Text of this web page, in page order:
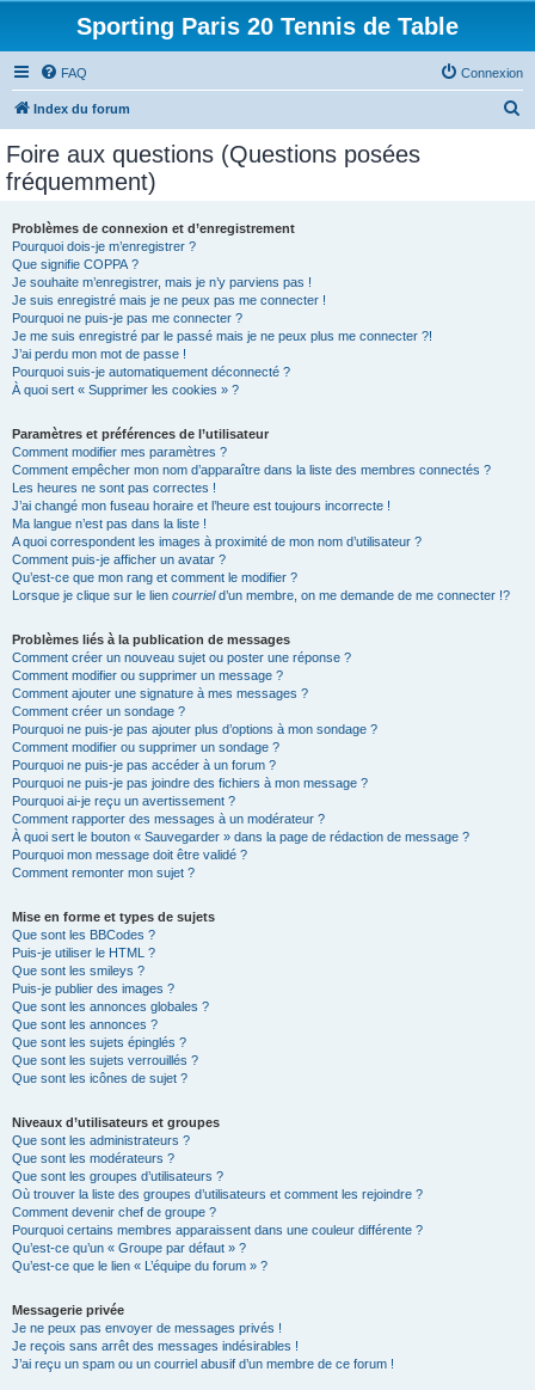
Sporting Paris 20 Tennis de Table
FAQ Connexion
Index du forum
Foire aux questions (Questions posées
fréquemment)
Problèmes de connexion et d’enregistrement
Pourquoi dois-je m’enregistrer ?
Que signifie COPPA ?
Je souhaite m’enregistrer, mais je n’y parviens pas !
Je suis enregistré mais je ne peux pas me connecter !
Pourquoi ne puis-je pas me connecter ?
Je me suis enregistré par le passé mais je ne peux plus me connecter ?!
J’ai perdu mon mot de passe !
Pourquoi suis-je automatiquement déconnecté ?
À quoi sert « Supprimer les cookies » ?
Paramètres et préférences de l’utilisateur
Comment modifier mes paramètres ?
Comment empêcher mon nom d’apparaître dans la liste des membres connectés ?
Les heures ne sont pas correctes !
J’ai changé mon fuseau horaire et l’heure est toujours incorrecte !
Ma langue n’est pas dans la liste !
A quoi correspondent les images à proximité de mon nom d’utilisateur ?
Comment puis-je afficher un avatar ?
Qu’est-ce que mon rang et comment le modifier ?
Lorsque je clique sur le lien courrield’un membre, on me demande de me connecter !?
Problèmes liés à la publication de messages
Comment créer un nouveau sujet ou poster une réponse ?
Comment modifier ou supprimer un message ?
Comment ajouter une signature à mes messages ?
Comment créer un sondage ?
Pourquoi ne puis-je pas ajouter plus d’options à mon sondage ?
Comment modifier ou supprimer un sondage ?
Pourquoi ne puis-je pas accéder à un forum ?
Pourquoi ne puis-je pas joindre des fichiers à mon message ?
Pourquoi ai-je reçu un avertissement ?
Comment rapporter des messages à un modérateur ?
À quoi sert le bouton « Sauvegarder » dans la page de rédaction de message ?
Pourquoi mon message doit être validé ?
Comment remonter mon sujet ?
Mise en forme et types de sujets
Que sont les BBCodes ?
Puis-je utiliser le HTML ?
Que sont les smileys ?
Puis-je publier des images ?
Que sont les annonces globales ?
Que sont les annonces ?
Que sont les sujets épinglés ?
Que sont les sujets verrouillés ?
Que sont les icônes de sujet ?
Niveaux d’utilisateurs et groupes
Que sont les administrateurs ?
Que sont les modérateurs ?
Que sont les groupes d’utilisateurs ?
Où trouver la liste des groupes d’utilisateurs et comment les rejoindre ?
Comment devenir chef de groupe ?
Pourquoi certains membres apparaissent dans une couleur différente ?
Qu’est-ce qu’un « Groupe par défaut » ?
Qu’est-ce que le lien « L’équipe du forum » ?
Messagerie privée
Je ne peux pas envoyer de messages privés !
Je reçois sans arrêt des messages indésirables !
J’ai reçu un spam ou un courriel abusif d’un membre de ce forum !